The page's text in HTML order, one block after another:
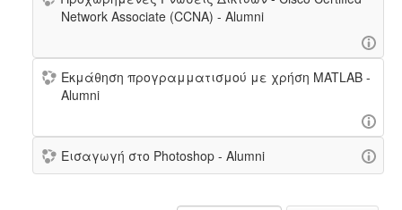
Network Associate (CCNA) - Alumni
Εκμάθηση προγραμματισμού με χρήση MATLAB -
Alumni
Εισαγωγή στο Photoshop - Alumni